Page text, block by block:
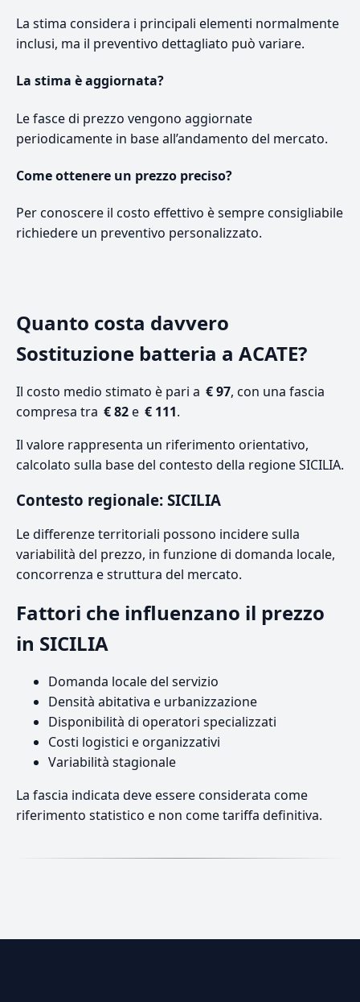
La stima considera i principali elementi normalmente
inclusi, ma il preventivo dettagliato può variare.
La stima è aggiornata?
Le fasce di prezzo vengono aggiornate
periodicamente in base all’andamento del mercato.
Come ottenere un prezzo preciso?
Per conoscere il costo effettivo è sempre consigliabile
richiedere un preventivo personalizzato.
Quanto costa davvero
Sostituzione batteria a ACATE?
Il costo medio stimato è pari a € 97, con una fascia
compresa tra € 82e € 111.
Il valore rappresenta un riferimento orientativo,
calcolato sulla base del contesto della regione SICILIA.
Contesto regionale: SICILIA
Le differenze territoriali possono incidere sulla
variabilità del prezzo, in funzione di domanda locale,
concorrenza e struttura del mercato.
Fattori che influenzano il prezzo
in SICILIA
Domanda locale del servizio
Densità abitativa e urbanizzazione
Disponibilità di operatori specializzati
Costi logistici e organizzativi
Variabilità stagionale
La fascia indicata deve essere considerata come
riferimento statistico e non come tariffa definitiva.